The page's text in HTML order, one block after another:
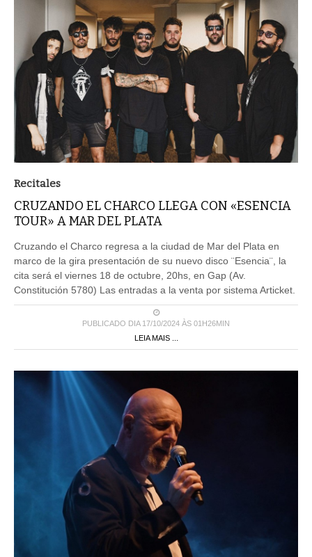
Recitales
CRUZANDO EL CHARCO LLEGA CON «ESENCIA
TOUR» A MAR DEL PLATA
Cruzando el Charco regresa a la ciudad de Mar del Plata en
marco de la gira presentación de su nuevo disco ¨Esencia¨, la
cita será el viernes 18 de octubre, 20hs, en Gap (Av.
Constitución 5780) Las entradas a la venta por sistema Articket.
PUBLICADO DIA 17/10/2024 ÀS 01H26MIN
LEIA MAIS ...